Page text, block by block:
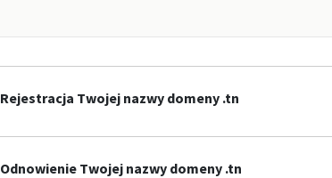
Rejestracja Twojej nazwy domeny .tn
Odnowienie Twojej nazwy domeny .tn